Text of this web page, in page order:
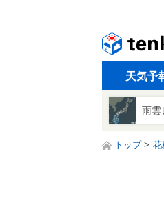
天気予
雨雲
トップ 花